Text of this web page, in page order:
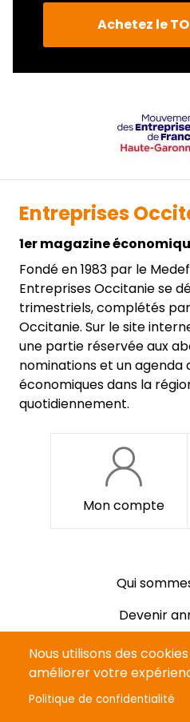
Nous utilisons des
améliorer votre
Politique de confidentialité
Achetez le
Entreprises
1er magazine
Fondé en 1983 par le
Entreprises Occitanie se
trimestriels, complétés
Occitanie. Sur le site
une partie réservée aux
nominations et un agenda
économiques dans la
quotidiennement.
Mon compte
Qui
Devenir
Mentions
Politique de